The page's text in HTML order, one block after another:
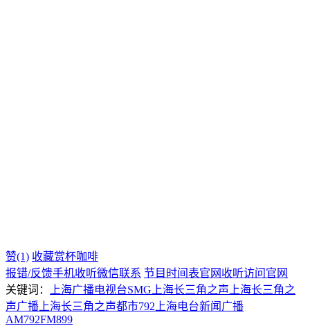
赞(1) 收藏赏杯咖啡
报错/反馈手机收听微信联系 节目时间表官网收听访问官网
关键词：
上海广播电视台SMG 上海长三角之声 上海长三角之
声广播 上海长三角之声都市792 上海电台新闻广播
AM792FM899